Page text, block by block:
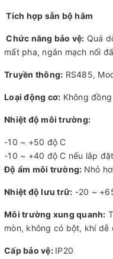
Tích hợp sẵn bộ hãm
Chức năng bảo vệ: Quá
mất pha, ngắn mạch nối
Truyền thông: RS485,
Loại động cơ: Không
Nhiệt độ môi trường:
-10 ~ +50 độ C
-10 ~ +40 độ C nếu lắp
Độ ẩm môi trường: Nhỏ
Nhiệt độ lưu trữ: -20 ~
Môi trường xung quanh:
mòn, không có bột, khí dễ
Cấp bảo vệ: IP20